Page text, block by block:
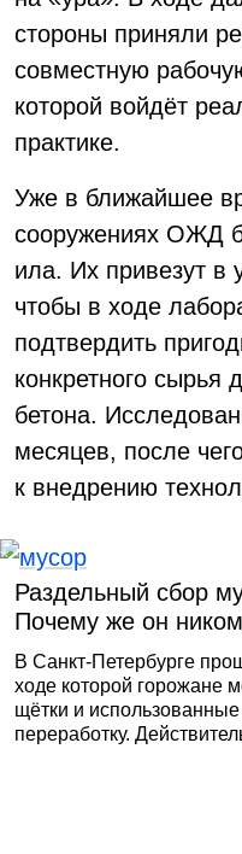
стороны приняли
совместную
которой войдёт
практике.
Уже в ближайшее
сооружениях ОЖД
ила. Их привезут в
чтобы в ходе
подтвердить
конкретного сырья
бетона.
месяцев, после
к внедрению
Раздельный сбор
Почему же он
В Санкт-Петербурге
ходе которой горожане
щётки и
переработку.